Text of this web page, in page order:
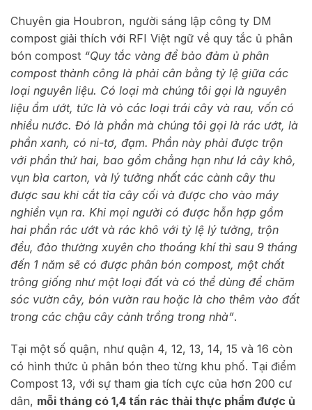
Chuyên gia Houbron, người sáng lập công ty DM
compost giải thích với RFI Việt ngữ về quy tắc ủ phân
bón compost “Quy tắc vàng để bảo đảm ủ phân
compost thành công là phải cân bằng tỷ lệ giữa các
loại nguyên liệu. Có loại mà chúng tôi gọi là nguyên
liệu ẩm ướt, tức là vỏ các loại trái cây và rau, vốn có
nhiều nước. Đó là phần mà chúng tôi gọi là rác ướt, là
phần xanh, có ni-tơ, đạm. Phần này phải được trộn
với phần thứ hai, bao gồm chẳng hạn như lá cây khô,
vụn bìa carton, và lý tưởng nhất các cành cây thu
được sau khi cắt tỉa cây cối và được cho vào máy
nghiền vụn ra. Khi mọi người có được hỗn hợp gồm
hai phần rác ướt và rác khô với tỷ lệ lý tưởng, trộn
đều, đảo thường xuyên cho thoáng khí thì sau 9 tháng
đến 1 năm sẽ có được phân bón compost, một chất
trông giống như một loại đất và có thể dùng để chăm
sóc vườn cây, bón vườn rau hoặc là cho thêm vào đất
trong các chậu cây cảnh trồng trong nhà”.
Tại một số quận, như quận 4, 12, 13, 14, 15 và 16 còn
có hình thức ủ phân bón theo từng khu phố. Tại điểm
Compost 13, với sự tham gia tích cực của hơn 200 cư
dân, mỗi tháng có 1,4 tấn rác thải thực phẩm được ủ